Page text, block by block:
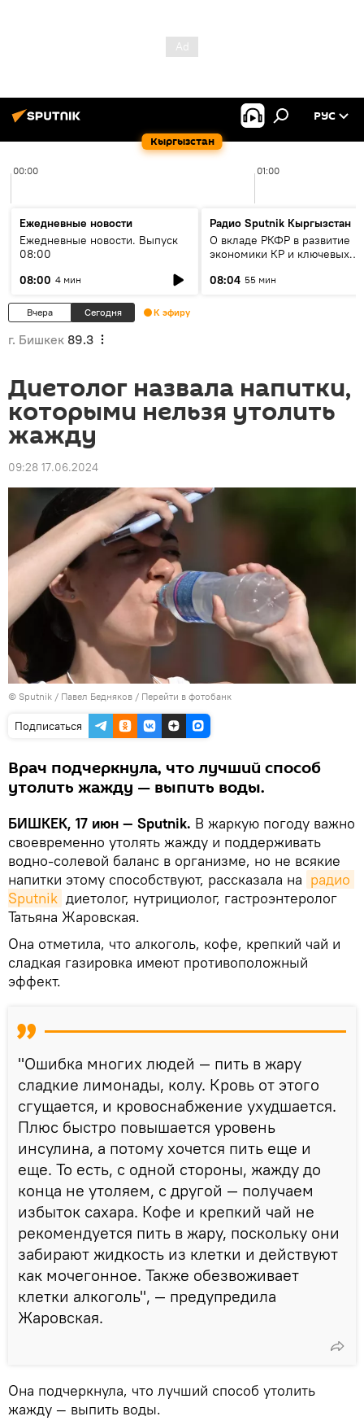
Кыргызстан
РУС
00:00 01:00
Ежедневные новости
Ежедневные новости. Выпуск
08:00
08:00 4 мин
Радио Sputnik Кыргызстан
О вкладе РКФР в развитие
экономики КР и ключевых
08:04 55 мин
Вчера Сегодня К эфиру
г. Бишкек 89.3
Диетолог назвала напитки,
которыми нельзя утолить
жажду
09:28 17.06.2024
© Sputnik / Павел Бедняков / Перейти в фотобанк
Подписаться
Врач подчеркнула, что лучший способ
утолить жажду — выпить воды.
БИШКЕК, 17 июн — Sputnik. В жаркую погоду важно
своевременно утолять жажду и поддерживать
водно-солевой баланс в организме, но не всякие
напитки этому способствуют, рассказала на радио
Sputnik диетолог, нутрициолог, гастроэнтеролог
Татьяна Жаровская.
Она отметила, что алкоголь, кофе, крепкий чай и
сладкая газировка имеют противоположный
эффект.
"Ошибка многих людей — пить в жару
сладкие лимонады, колу. Кровь от этого
сгущается, и кровоснабжение ухудшается.
Плюс быстро повышается уровень
инсулина, а потому хочется пить еще и
еще. То есть, с одной стороны, жажду до
конца не утоляем, с другой — получаем
избыток сахара. Кофе и крепкий чай не
рекомендуется пить в жару, поскольку они
забирают жидкость из клетки и действуют
как мочегонное. Также обезвоживает
клетки алкоголь", — предупредила
Жаровская.
Она подчеркнула, что лучший способ утолить
жажду — выпить воды.